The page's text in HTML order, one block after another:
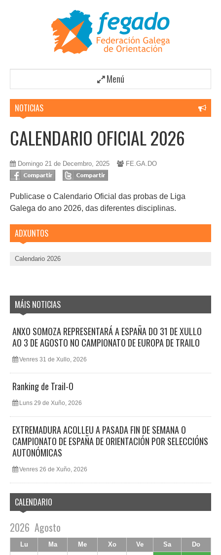
Menú
NOTICIAS
CALENDARIO OFICIAL 2026
Domingo 21 de Decembro, 2025 FE.GA.DO
Publicase o Calendario Oficial das probas de Liga
Galega do ano 2026, das diferentes disciplinas.
ADXUNTOS
Calendario 2026
MÁIS NOTICIAS
ANXO SOMOZA REPRESENTARÁ A ESPAÑA DO 31 DE XULLO
AO 3 DE AGOSTO NO CAMPIONATO DE EUROPA DE TRAILO
Venres 31 de Xullo, 2026
Ranking de Trail-O
Luns 29 de Xuño, 2026
EXTREMADURA ACOLLEU A PASADA FIN DE SEMANA O
CAMPIONATO DE ESPAÑA DE ORIENTACIÓN POR SELECCIÓNS
AUTONÓMICAS
Venres 26 de Xuño, 2026
CALENDARIO
2026 Agosto
Lu Ma Me Xo Ve Sa Do